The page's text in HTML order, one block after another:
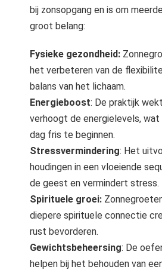
bij zonsopgang en is om
groot belang:
Fysieke gezondheid:
het verbeteren van de
balans van het lichaam.
Energieboost: De praktijk
verhoogt de energielevels, wat
dag fris te beginnen.
Stressvermindering: Het
houdingen in een vloeiende
de geest en vermindert stress.
Spirituele groei:
diepere spirituele connectie
rust bevorderen.
Gewichtsbeheersing: De
helpen bij het behouden van